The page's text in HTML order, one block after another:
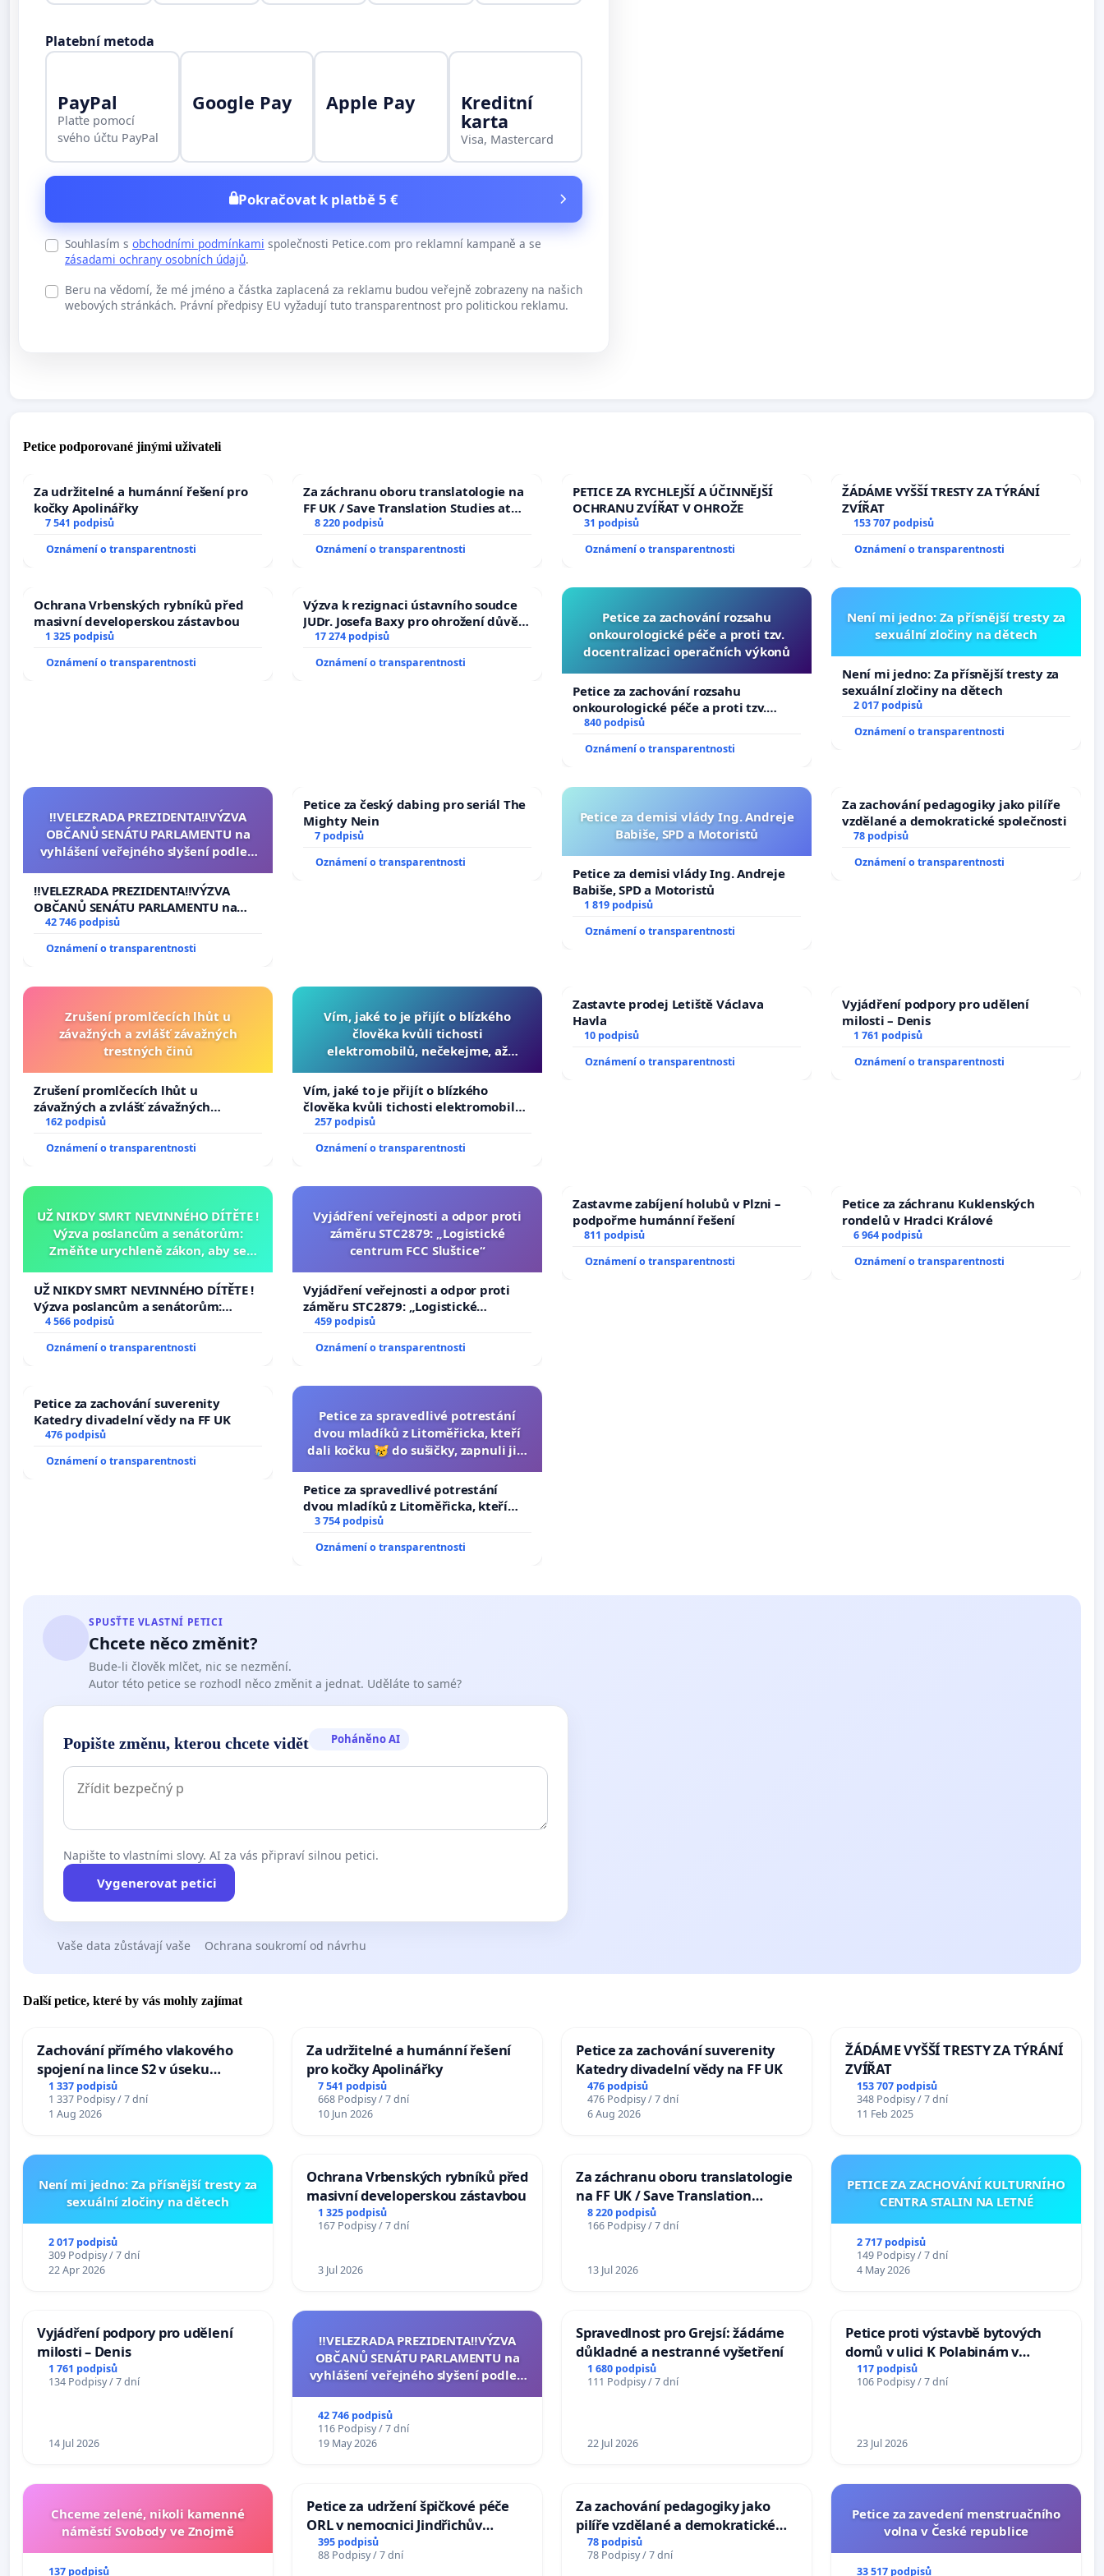
Platební metoda
PayPal
Plaťte pomocí
svého účtu PayPal
Google Pay Apple Pay Kreditní
karta
Visa, Mastercard
Pokračovat k platbě 5 €
Souhlasím s obchodními podmínkami společnosti Petice.com pro reklamní kampaně a se
zásadami ochrany osobních údajů.
Beru na vědomí, že mé jméno a částka zaplacená za reklamu budou veřejně zobrazeny na našich
webových stránkách. Právní předpisy EU vyžadují tuto transparentnost pro politickou reklamu.
Petice podporované jinými uživateli
Za udržitelné a humánní řešení pro
kočky Apolinářky
7 541 podpisů
Oznámení o transparentnosti
Za záchranu oboru translatologie na
FF UK / Save Translation Studies at
the Faculty of Arts, Charles
8 220 podpisů
Oznámení o transparentnosti
PETICE ZA RYCHLEJŠÍ A ÚČINNĚJŠÍ
OCHRANU ZVÍŘAT V OHROŽE
31 podpisů
Oznámení o transparentnosti
ŽÁDÁME VYŠŠÍ TRESTY ZA TÝRÁNÍ
ZVÍŘAT
153 707 podpisů
Oznámení o transparentnosti
Ochrana Vrbenských rybníků před
masivní developerskou zástavbou
1 325 podpisů
Oznámení o transparentnosti
Výzva k rezignaci ústavního soudce
JUDr. Josefa Baxy pro ohrožení důvěry
ve spravedlivý proces
17 274 podpisů
Oznámení o transparentnosti
Petice za zachování rozsahu
onkourologické péče a proti tzv.
docentralizaci operačních výkonů
Petice za zachování rozsahu
onkourologické péče a proti tzv.
docentralizaci operačních výkonů
840 podpisů
Oznámení o transparentnosti
Není mi jedno: Za přísnější tresty za
sexuální zločiny na dětech
Není mi jedno: Za přísnější tresty za
sexuální zločiny na dětech
2 017 podpisů
Oznámení o transparentnosti
‼️VELEZRADA PREZIDENTA‼️VÝZVA
OBČANŮ SENÁTU PARLAMENTU na
vyhlášení veřejného slyšení podle §
na přijetí usnesení k podání ústavní
žaloby na prezidenta republiky
‼️VELEZRADA PREZIDENTA‼️VÝZVA
OBČANŮ SENÁTU PARLAMENTU na
vyhlášení veřejného slyšení podle §
na přijetí usnesení k podání ústavní
42 746 podpisů
Oznámení o transparentnosti
Petice za český dabing pro seriál The
Mighty Nein
7 podpisů
Oznámení o transparentnosti
Petice za demisi vlády Ing. Andreje
Babiše, SPD a Motoristů
Petice za demisi vlády Ing. Andreje
Babiše, SPD a Motoristů
1 819 podpisů
Oznámení o transparentnosti
Za zachování pedagogiky jako pilíře
vzdělané a demokratické společnosti
78 podpisů
Oznámení o transparentnosti
Zrušení promlčecích lhůt u
závažných a zvlášť závažných
trestných činů
Zrušení promlčecích lhůt u
závažných a zvlášť závažných
trestných činů
162 podpisů
Oznámení o transparentnosti
Vím, jaké to je přijít o blízkého
člověka kvůli tichosti
elektromobilů, nečekejme, až
auta!
Vím, jaké to je přijít o blízkého
člověka kvůli tichosti elektromobilů,
nečekejme, až přibydou další,
257 podpisů
Oznámení o transparentnosti
Zastavte prodej Letiště Václava
Havla
10 podpisů
Oznámení o transparentnosti
Vyjádření podpory pro udělení
milosti – Denis
1 761 podpisů
Oznámení o transparentnosti
UŽ NIKDY SMRT NEVINNÉHO DÍTĚTE !
Výzva poslancům a senátorům:
Změňte urychleně zákon, aby se
opakovat!
UŽ NIKDY SMRT NEVINNÉHO DÍTĚTE !
Výzva poslancům a senátorům:
Změňte urychleně zákon, aby se
opakovat!
4 566 podpisů
Oznámení o transparentnosti
Vyjádření veřejnosti a odpor proti
záměru STC2879: „Logistické
centrum FCC Sluštice“
Vyjádření veřejnosti a odpor proti
záměru STC2879: „Logistické
centrum FCC Sluštice“
459 podpisů
Oznámení o transparentnosti
Zastavme zabíjení holubů v Plzni –
podpořme humánní řešení
811 podpisů
Oznámení o transparentnosti
Petice za záchranu Kuklenských
rondelů v Hradci Králové
6 964 podpisů
Oznámení o transparentnosti
Petice za zachování suverenity
Katedry divadelní vědy na FF UK
476 podpisů
Oznámení o transparentnosti
Petice za spravedlivé potrestání
dvou mladíků z Litoměřicka, kteří
dali kočku 😿 do sušičky, zapnuli ji a
Petice za spravedlivé potrestání
dvou mladíků z Litoměřicka, kteří
dali kočku 😿 do sušičky, zapnuli ji a
3 754 podpisů
Oznámení o transparentnosti
SPUSŤTE VLASTNÍ PETICI
Chcete něco změnit?
Bude-li člověk mlčet, nic se nezmění.
Autor této petice se rozhodl něco změnit a jednat. Uděláte to samé?
Popište změnu, kterou chcete vidět Poháněno AI
Napište to vlastními slovy. AI za vás připraví silnou petici.
Vygenerovat petici
Vaše data zůstávají vaše Ochrana soukromí od návrhu
Další petice, které by vás mohly zajímat
Zachování přímého vlakového
spojení na lince S2 v úseku
Ostrava – Bohumín – Karviná –
Mosty u Jablunkova
1 337 podpisů
1 337 Podpisy / 7 dní
1 Aug 2026
Za udržitelné a humánní řešení
pro kočky Apolinářky
7 541 podpisů
668 Podpisy / 7 dní
10 Jun 2026
Petice za zachování suverenity
Katedry divadelní vědy na FF UK
476 podpisů
476 Podpisy / 7 dní
6 Aug 2026
ŽÁDÁME VYŠŠÍ TRESTY ZA TÝRÁNÍ
ZVÍŘAT
153 707 podpisů
348 Podpisy / 7 dní
11 Feb 2025
Není mi jedno: Za přísnější tresty za
sexuální zločiny na dětech
2 017 podpisů
309 Podpisy / 7 dní
22 Apr 2026
Ochrana Vrbenských rybníků před
masivní developerskou zástavbou
1 325 podpisů
167 Podpisy / 7 dní
3 Jul 2026
Za záchranu oboru translatologie
na FF UK / Save Translation
Studies at the Faculty of Arts,
Charles University
8 220 podpisů
166 Podpisy / 7 dní
13 Jul 2026
PETICE ZA ZACHOVÁNÍ KULTURNÍHO
CENTRA STALIN NA LETNÉ
2 717 podpisů
149 Podpisy / 7 dní
4 May 2026
Vyjádření podpory pro udělení
milosti – Denis
1 761 podpisů
134 Podpisy / 7 dní
14 Jul 2026
‼️VELEZRADA PREZIDENTA‼️VÝZVA
OBČANŮ SENÁTU PARLAMENTU na
vyhlášení veřejného slyšení podle §
na přijetí usnesení k podání ústavní
žaloby na prezidenta republiky
42 746 podpisů
116 Podpisy / 7 dní
19 May 2026
Spravedlnost pro Grejsí: žádáme
důkladné a nestranné vyšetření
1 680 podpisů
111 Podpisy / 7 dní
22 Jul 2026
Petice proti výstavbě bytových
domů v ulici K Polabinám v
Pardubicích
117 podpisů
106 Podpisy / 7 dní
23 Jul 2026
Chceme zelené, nikoli kamenné
náměstí Svobody ve Znojmě
137 podpisů
Petice za udržení špičkové péče
ORL v nemocnici Jindřichův
Hradec
395 podpisů
88 Podpisy / 7 dní
Za zachování pedagogiky jako
pilíře vzdělané a demokratické
společnosti
78 podpisů
78 Podpisy / 7 dní
Petice za zavedení menstruačního
volna v České republice
33 517 podpisů